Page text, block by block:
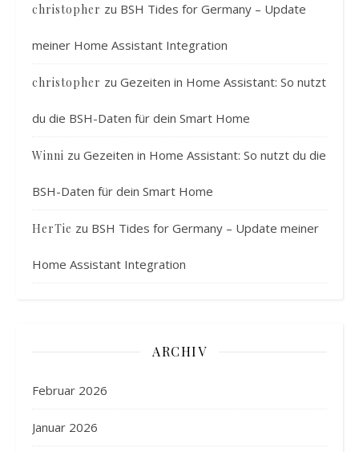
christopher zu BSH Tides for Germany – Update
meiner Home Assistant Integration
christopher zu Gezeiten in Home Assistant: So nutzt
du die BSH-Daten für dein Smart Home
Winni zu Gezeiten in Home Assistant: So nutzt du die
BSH-Daten für dein Smart Home
HerTie zu BSH Tides for Germany – Update meiner
Home Assistant Integration
ARCHIV
Februar 2026
Januar 2026